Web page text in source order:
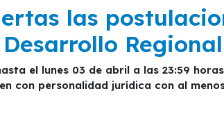
las
Regional
con personalidad jurídica con al